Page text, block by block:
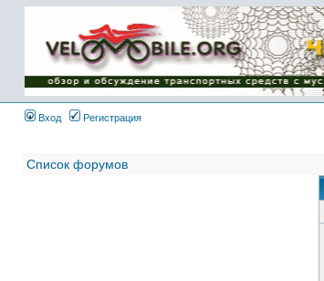
Имя пользователя:
Пароль:
{ LOG_ME_IN_SHORT
}
Вход Регистрация
Список форумов